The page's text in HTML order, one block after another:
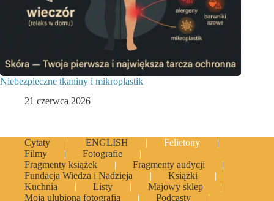
Niebezpieczne tkaniny i mikroplastik
21 czerwca 2026
Cytaty ENGLISH
Felietony
Filmy
Fotografie
Fragmenty książek
Fragmenty audycji
Fundacja Wiedza i Nadzieja
Książki
Kuchnia
Listy
Majowy sklep
Moja ulubiona fotografia
Podcasty